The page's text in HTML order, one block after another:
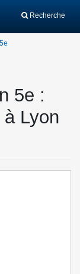
Recherche
5e :
Lyon